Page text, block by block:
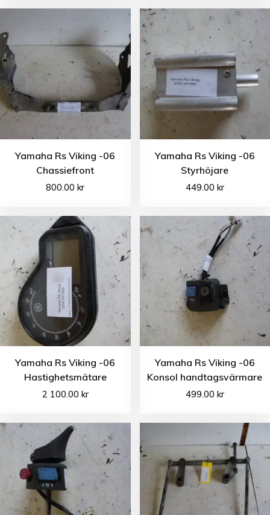
Yamaha Rs Viking -06
Chassiefront
800.00kr
Yamaha Rs Viking -06
Styrhöjare
449.00 kr
Yamaha Rs Viking -06
Hastighetsmätare
2 100.00 kr
Yamaha Rs Viking -06
Konsol handtagsvärmare
499.00 kr